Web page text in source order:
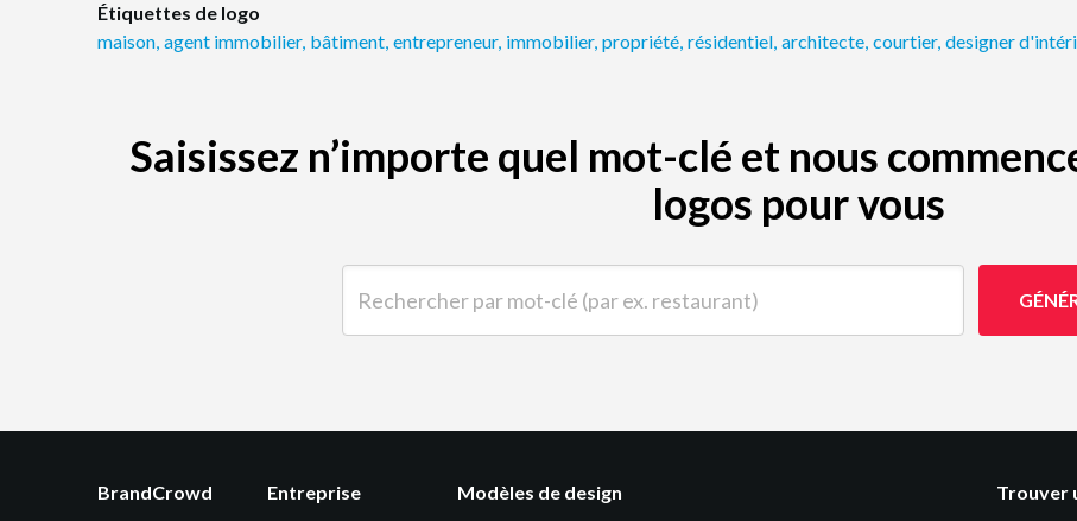
Étiquettes de logo
maison, agent immobilier, bâtiment, entrepreneur, immobilier, propriété, résidentiel, architecte, courtier, designer
Saisissez n’importe quel mot-clé et nous
logos pour vous
BrandCrowd Entreprise Modèles de design Trouver